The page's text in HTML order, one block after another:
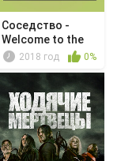
Соседство -
Welcome to the
Jump2018 год 0%